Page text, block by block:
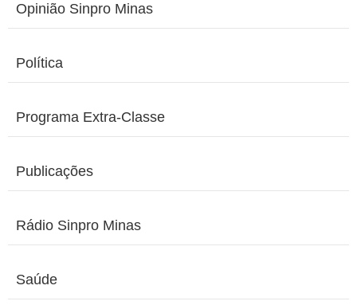
Opinião Sinpro Minas
Política
Programa Extra-Classe
Publicações
Rádio Sinpro Minas
Saúde